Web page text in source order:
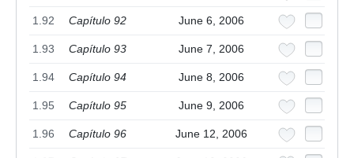
1.92 Capítulo 92 June 6, 2006
1.93 Capítulo 93 June 7, 2006
1.94 Capítulo 94 June 8, 2006
1.95 Capítulo 95 June 9, 2006
1.96 Capítulo 96 June 12, 2006